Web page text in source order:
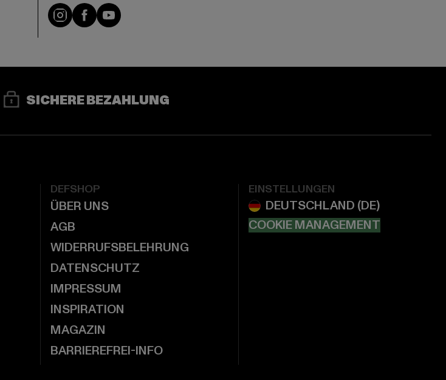
Instagram
FacebookYouTube
SICHERE BEZAHLUNG
DEFSHOP
ÜBER UNS
AGB
WIDERRUFSBELEHRUNG
DATENSCHUTZ
IMPRESSUM
INSPIRATION
MAGAZIN
BARRIEREFREI-INFO
EINSTELLUNGEN
COOKIE MANAGEMENT